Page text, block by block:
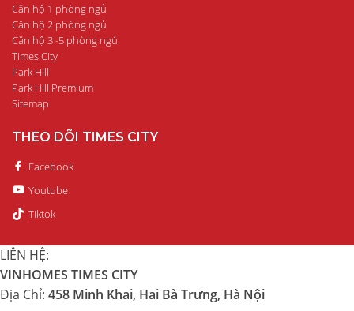
Căn hộ 1 phòng ngủ
Căn hộ 2 phòng ngủ
Căn hộ 3 -5 phòng ngủ
Times City
Park Hill
Park Hill Premium
Sitemap
THEO DÕI TIMES CITY
Facebook
Youtube
Tiktok
LIÊN HỆ:
VINHOMES TIMES CITY
Địa Chỉ: 458 Minh Khai, Hai Bà Trưng, Hà Nội